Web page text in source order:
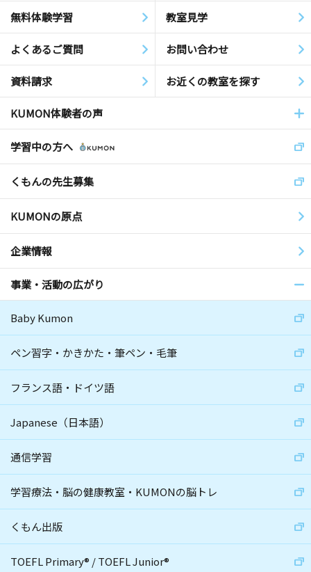
無料体験学習 教室見学
よくあるご質問 お問い合わせ
資料請求 お近くの教室を探す
KUMON体験者の声
学習中の方へ
くもんの先生募集
KUMONの原点
企業情報
事業・活動の広がり
Baby Kumon
ペン習字・かきかた・筆ペン・毛筆
フランス語・ドイツ語
Japanese（日本語）
通信学習
学習療法・脳の健康教室・KUMONの脳トレ
くもん出版
TOEFL Primary® /TOEFL Junior®